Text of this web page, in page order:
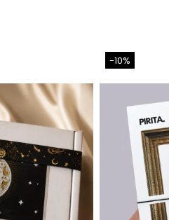
-10%